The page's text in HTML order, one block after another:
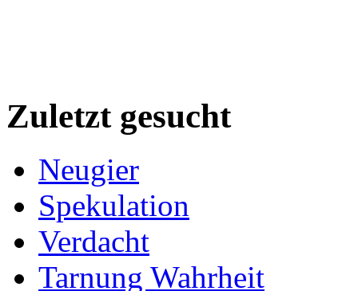
Zuletzt gesucht
Neugier
Spekulation
Verdacht
Tarnung Wahrheit